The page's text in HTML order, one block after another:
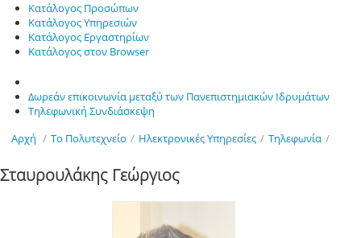
Κατάλογος Προσώπων
Κατάλογος Υπηρεσιών
Κατάλογος Εργαστηρίων
Κατάλογος στον Browser
Δωρεάν επικοινωνία μεταξύ των Πανεπιστημιακών Ιδρυμάτων
Τηλεφωνική Συνδιάσκεψη
Αρχή / Το Πολυτεχνείο / Ηλεκτρονικές Υπηρεσίες / Τηλεφωνία /
Σταυρουλάκης Γεώργιος